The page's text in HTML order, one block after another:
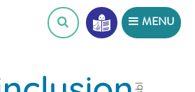
MENU